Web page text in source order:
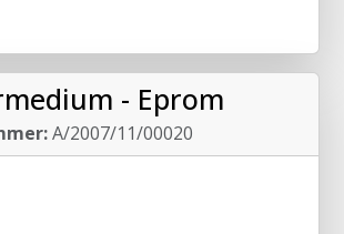
- Eprom
A/2007/11/00020